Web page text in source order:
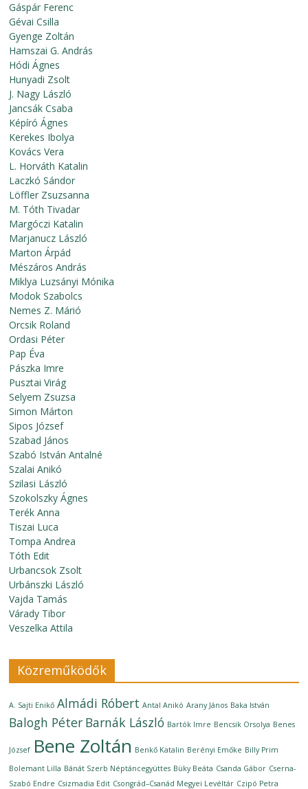
Gáspár Ferenc
Gévai Csilla
Gyenge Zoltán
Hamszai G. András
Hódi Ágnes
Hunyadi Zsolt
J. Nagy László
Jancsák Csaba
Képíró Ágnes
Kerekes Ibolya
Kovács Vera
L. Horváth Katalin
Laczkó Sándor
Löffler Zsuzsanna
M. Tóth Tivadar
Margóczi Katalin
Marjanucz László
Marton Árpád
Mészáros András
Miklya Luzsányi Mónika
Modok Szabolcs
Nemes Z. Márió
Orcsik Roland
Ordasi Péter
Pap Éva
Pászka Imre
Pusztai Virág
Selyem Zsuzsa
Simon Márton
Sipos József
Szabad János
Szabó István Antalné
Szalai Anikó
Szilasi László
Szokolszky Ágnes
Terék Anna
Tiszai Luca
Tompa Andrea
Tóth Edit
Urbancsok Zsolt
Urbánszki László
Vajda Tamás
Várady Tibor
Veszelka Attila
Közreműködők
A. Sajti Enikő Almádi Róbert Antal Anikó Arany János Baka István
Balogh Péter Barnák László Bartók Imre Bencsik Orsolya Benes
József Bene Zoltán Benkő Katalin Berényi Emőke Billy Prim
Bolemant Lilla Bánát Szerb Néptáncegyüttes Büky Beáta Csanda Gábor Cserna-
Szabó Endre Csizmadia Edit Csongrád–Csanád Megyei Levéltár Czipó Petra